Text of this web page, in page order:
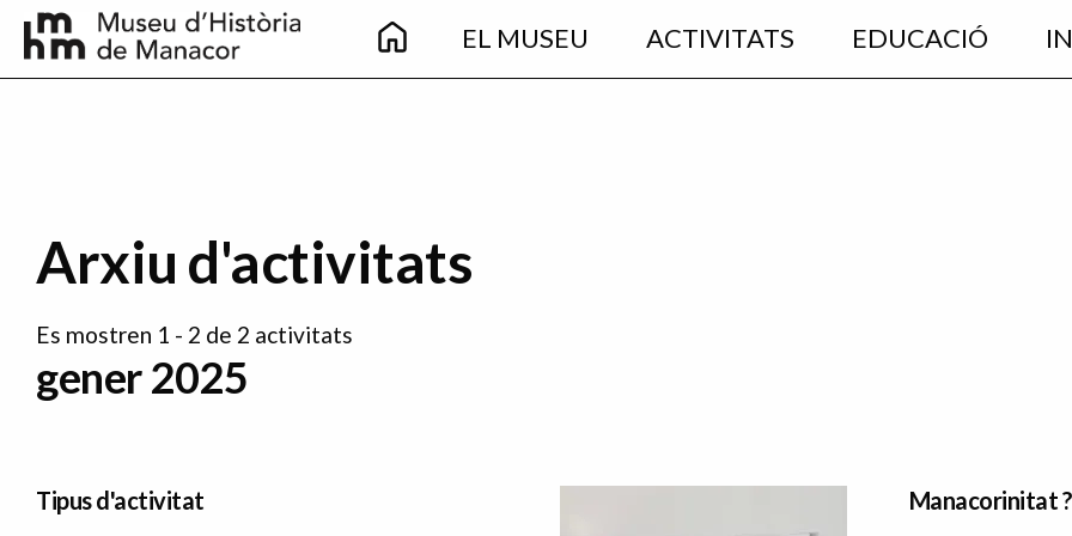
Vés al contingut
Main
navigation
EL MUSEU ACTIVITATS EDUCACIÓ
Arxiu d'activitats
Es mostren 1 - 2 de 2 activitats
gener 2025
Tipus d'activitat Manacorinitat ?